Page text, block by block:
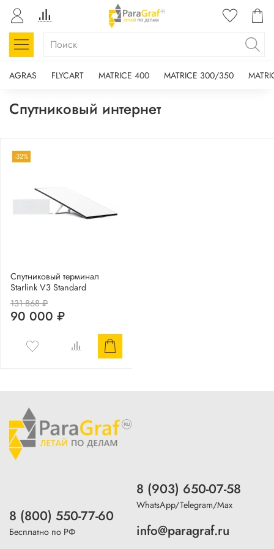
AGRAS FLYCART MATRICE 400 MATRICE 300/350
Спутниковый интернет
-32%
Спутниковый терминал
Starlink V3 Standard
131 868 ₽
90 000 ₽
8 (800) 550-77-60
Бесплатно по РФ
8 (903) 650-07-58
WhatsApp/Telegram/Max
info@paragraf.ru